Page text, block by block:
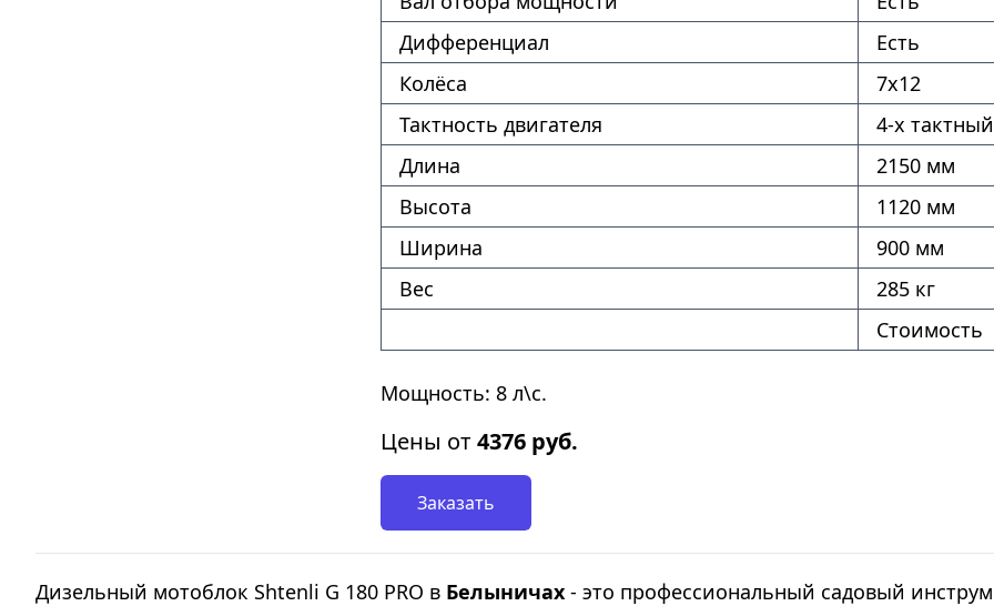
Дифференциал
Есть
Колёса
7х12
Тактность двигателя
4-х тактный
Длина
2150 мм
Высота
1120 мм
Ширина
900 мм
Вес
285 кг
Стоимость
Мощность: 8 л\с.
Цены от4376 руб.
Заказать
Дизельный мотоблок Shtenli G 180 PRO в Белыничах - это профессиональный садовый